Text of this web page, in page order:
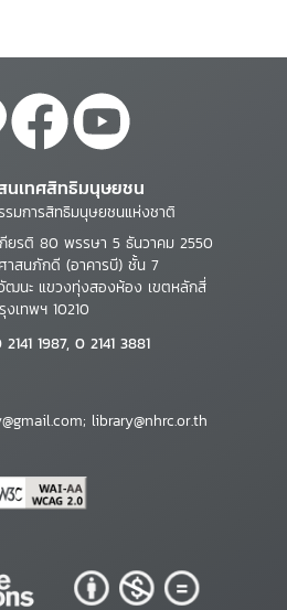
นเทศสิทธิมนุษยชน
มการสิทธิมนุษยชนแห่งชาติ
กียรติ 80 พรรษา 5 ธันวาคม 2550
าสนภักดี (อาคารบี) ชั้น 7
ฒนะ แขวงทุ่งสองห้อง เขตหลักสี่
งเทพฯ 10210
1987, 0 2141 3881
library@nhrc.or.th